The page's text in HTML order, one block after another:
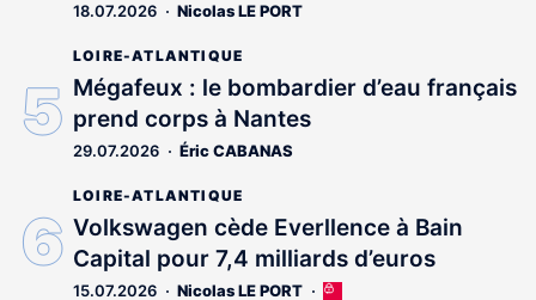
18.07.2026 Nicolas LE PORT
LOIRE-ATLANTIQUE
Mégafeux : le bombardier d’eau français
prend corps à Nantes
29.07.2026 Éric CABANAS
LOIRE-ATLANTIQUE
Volkswagen cède Everllence à Bain
Capital pour 7,4 milliards d’euros
15.07.2026 Nicolas LE PORT
Cet